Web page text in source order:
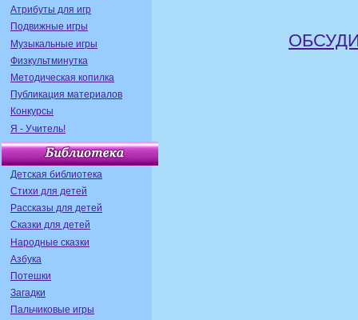
Атрибуты для игр
Подвижные игры
Музыкальные игры
Физкультминутка
Методическая копилка
Публикация материалов
Конкурсы
Я - Учитель!
Детская библиотека
Стихи для детей
Рассказы для детей
Сказки для детей
Народные сказки
Азбука
Потешки
Загадки
Пальчиковые игры